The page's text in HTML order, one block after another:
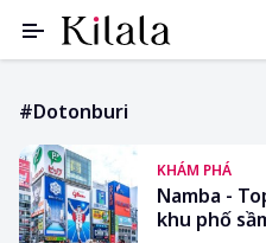
#dotonburi
KHÁM PHÁ
Namba -
khu phố